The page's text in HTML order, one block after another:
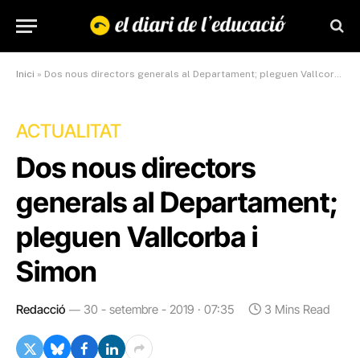
Inici » Dos nous directors generals al Departament; pleguen Vallcorba i Simon
ACTUALITAT
Dos nous directors
generals al Departament;
pleguen Vallcorba i
Simon
Redacció 30 - setembre - 2019 · 07:35 3 Mins Read